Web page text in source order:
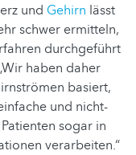
und Gehirn lässt
schwer ermitteln,
durchgeführt
haben daher
basiert,
und nicht-
sogar in
verarbeiten.“